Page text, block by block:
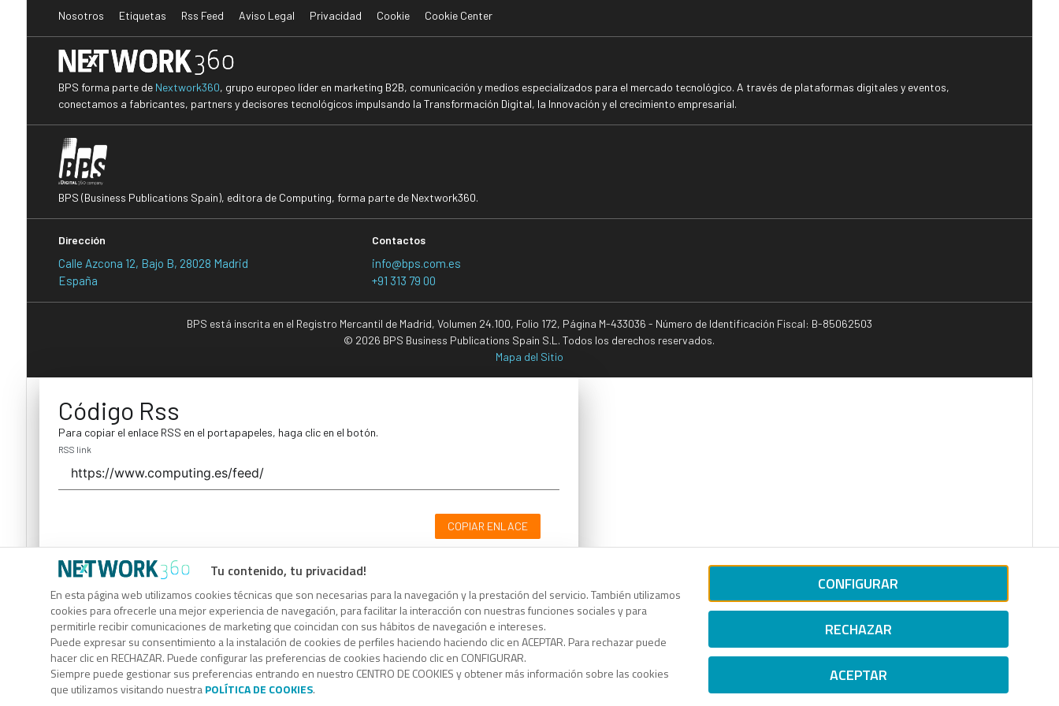
Tu contenido, tu privacidad!
En esta página web utilizamos cookies técnicas que son necesarias para la navegación y la prestación del servicio. También utilizamos
cookies para ofrecerle una mejor experiencia de navegación, para facilitar la interacción con nuestras funciones sociales y para
permitirle recibir comunicaciones de marketing que coincidan con sus hábitos de navegación e intereses.
Puede expresar su consentimiento a la instalación de cookies de perfiles haciendo haciendo clic en ACEPTAR. Para rechazar puede
hacer clic en RECHAZAR. Puede configurar las preferencias de cookies haciendo clic en CONFIGURAR.
Siempre puede gestionar sus preferencias entrando en nuestro CENTRO DE COOKIES y obtener más información sobre las cookies
que utilizamos visitando nuestraPOLÍTICA DE COOKIES.
CONFIGURAR
RECHAZAR
ACEPTAR
Nosotros Etiquetas Rss Feed Aviso Legal Privacidad Cookie Cookie Center
BPS forma parte de Nextwork360, grupo europeo líder en marketing B2B, comunicación y medios especializados para el mercado tecnológico. A través de plataformas digitales y eventos,
conectamos a fabricantes, partners y decisores tecnológicos impulsando la Transformación Digital, la Innovación y el crecimiento empresarial.
BPS (Business Publications Spain), editora de Computing, forma parte de Nextwork360.
Dirección
Calle Azcona 12, Bajo B, 28028 Madrid
España
Contactos
info@bps.com.es
+91 313 79 00
BPS está inscrita en el Registro Mercantil de Madrid, Volumen 24.100, Folio 172, Página M-433036 - Número de Identificación Fiscal: B-85062503
© 2026 BPS Business Publications Spain S.L. Todos los derechos reservados.
Mapa del Sitio
Código Rss
Para copiar el enlace RSS en el portapapeles, haga clic en el botón.
RSS link
COPIAR ENLACE
Código Rss
Para copiar el enlace RSS en el portapapeles, haga clic en el botón.